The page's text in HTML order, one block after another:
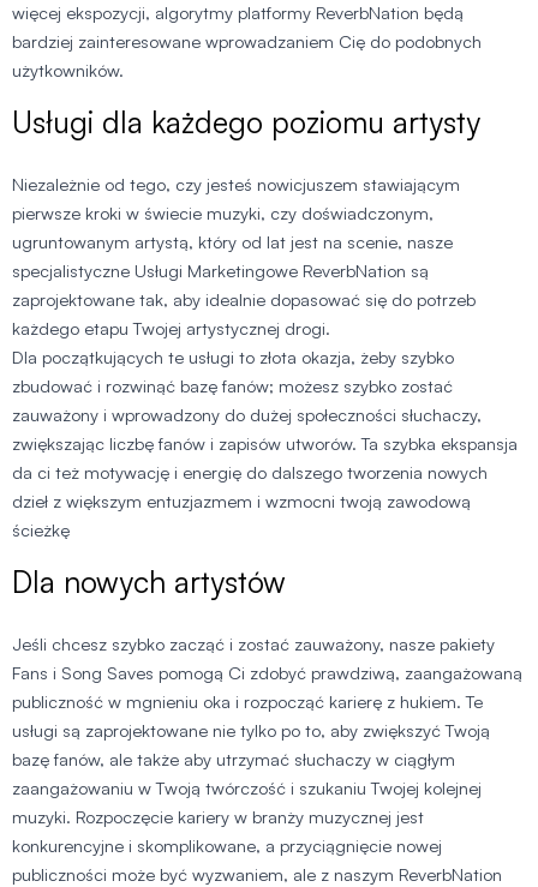
więcej ekspozycji, algorytmy platformy ReverbNation będą
bardziej zainteresowane wprowadzaniem Cię do podobnych
użytkowników.
Usługi dla każdego poziomu artysty
Niezależnie od tego, czy jesteś nowicjuszem stawiającym
pierwsze kroki w świecie muzyki, czy doświadczonym,
ugruntowanym artystą, który od lat jest na scenie, nasze
specjalistyczne Usługi Marketingowe ReverbNation są
zaprojektowane tak, aby idealnie dopasować się do potrzeb
każdego etapu Twojej artystycznej drogi.
Dla początkujących te usługi to złota okazja, żeby szybko
zbudować i rozwinąć bazę fanów; możesz szybko zostać
zauważony i wprowadzony do dużej społeczności słuchaczy,
zwiększając liczbę fanów i zapisów utworów. Ta szybka ekspansja
da ci też motywację i energię do dalszego tworzenia nowych
dzieł z większym entuzjazmem i wzmocni twoją zawodową
ścieżkę
Dla nowych artystów
Jeśli chcesz szybko zacząć i zostać zauważony, nasze pakiety
Fans i Song Saves pomogą Ci zdobyć prawdziwą, zaangażowaną
publiczność w mgnieniu oka i rozpocząć karierę z hukiem. Te
usługi są zaprojektowane nie tylko po to, aby zwiększyć Twoją
bazę fanów, ale także aby utrzymać słuchaczy w ciągłym
zaangażowaniu w Twoją twórczość i szukaniu Twojej kolejnej
muzyki. Rozpoczęcie kariery w branży muzycznej jest
konkurencyjne i skomplikowane, a przyciągnięcie nowej
publiczności może być wyzwaniem, ale z naszym ReverbNation